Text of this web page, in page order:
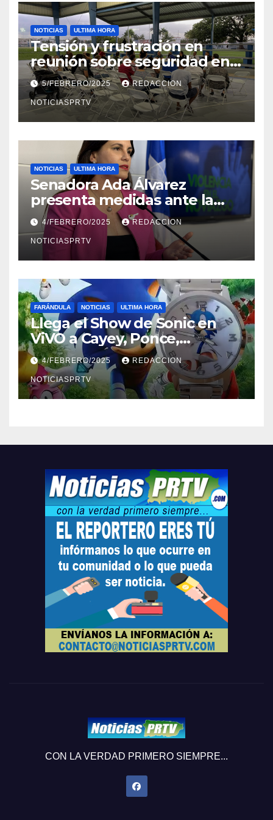
NOTICIAS ULTIMA HORA
Tensión y frustración en
reunión sobre seguridad en
Reparto Metropolitano
5/FEBRERO/2025 REDACCION
NOTICIASPRTV
NOTICIAS ULTIMA HORA
Senadora Ada Álvarez
presenta medidas ante la
violencia en el noviazgo
4/FEBRERO/2025 REDACCION
NOTICIASPRTV
FARÁNDULA NOTICIAS ULTIMA HORA
Llega el Show de Sonic en
ViVO a Cayey, Ponce,
Barceloneta y Humacao,
Relojes gratis para el que
compre ahora….
4/FEBRERO/2025 REDACCION
NOTICIASPRTV
CON LA VERDAD PRIMERO SIEMPRE...